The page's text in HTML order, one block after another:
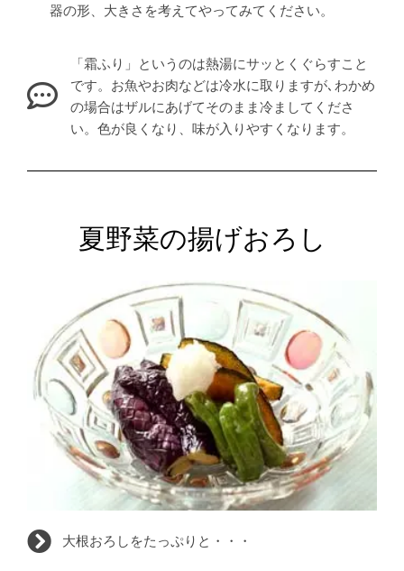
器の形、大きさを考えてやってみてください。
「霜ふり」というのは熱湯にサッとくぐらすこと
です。お魚やお肉などは冷水に取りますが､わかめ
の場合はザルにあげてそのまま冷ましてくださ
い。色が良くなり、味が入りやすくなります。
夏野菜の揚げおろし
大根おろしをたっぷりと・・・